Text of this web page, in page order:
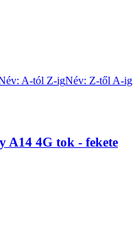
A-tól Z-igNév: Z-től A-ig
A14 4G tok - fekete